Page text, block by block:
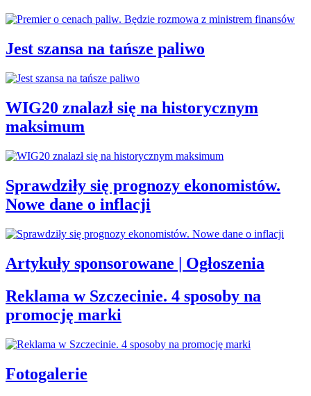
Jest szansa na tańsze paliwo
WIG20 znalazł się na historycznym
maksimum
Sprawdziły się prognozy ekonomistów.
Nowe dane o inflacji
Artykuły sponsorowane | Ogłoszenia
Reklama w Szczecinie. 4 sposoby na
promocję marki
Fotogalerie